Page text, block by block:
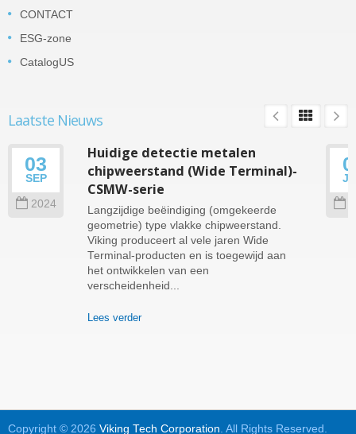
CONTACT
ESG-zone
CatalogUS
Laatste Nieuws
03
SEP
2024
Huidige detectie metalen
chipweerstand (Wide Terminal)-
CSMW-serie
Langzijdige beëindiging (omgekeerde
geometrie) type vlakke chipweerstand.
Viking produceert al vele jaren Wide
Terminal-producten en is toegewijd aan
het ontwikkelen van een
verscheidenheid...
Lees verder
Copyright © 2026 Viking Tech Corporation . All Rights Reserved.